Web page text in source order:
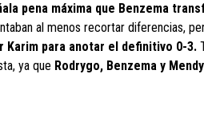
pena máxima que Benzema
al menos recortar diferencias,
Karim para anotar el definitivo 0-3.
ya que Rodrygo, Benzema y